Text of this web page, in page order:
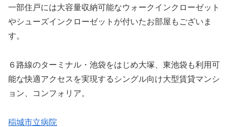
一部住戸には大容量収納可能なウォークインクローゼット
やシューズインクローゼットが付いたお部屋もございま
す。
６路線のターミナル・池袋をはじめ大塚、東池袋も利用可
能な快適アクセスを実現するシングル向け大型賃貸マンシ
ョン、コンフォリア。
稲城市立病院